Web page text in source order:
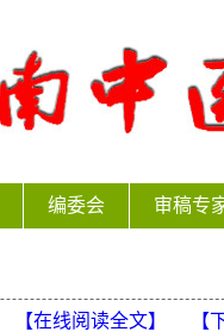
编委会 审稿专
【在线阅读全文】 【